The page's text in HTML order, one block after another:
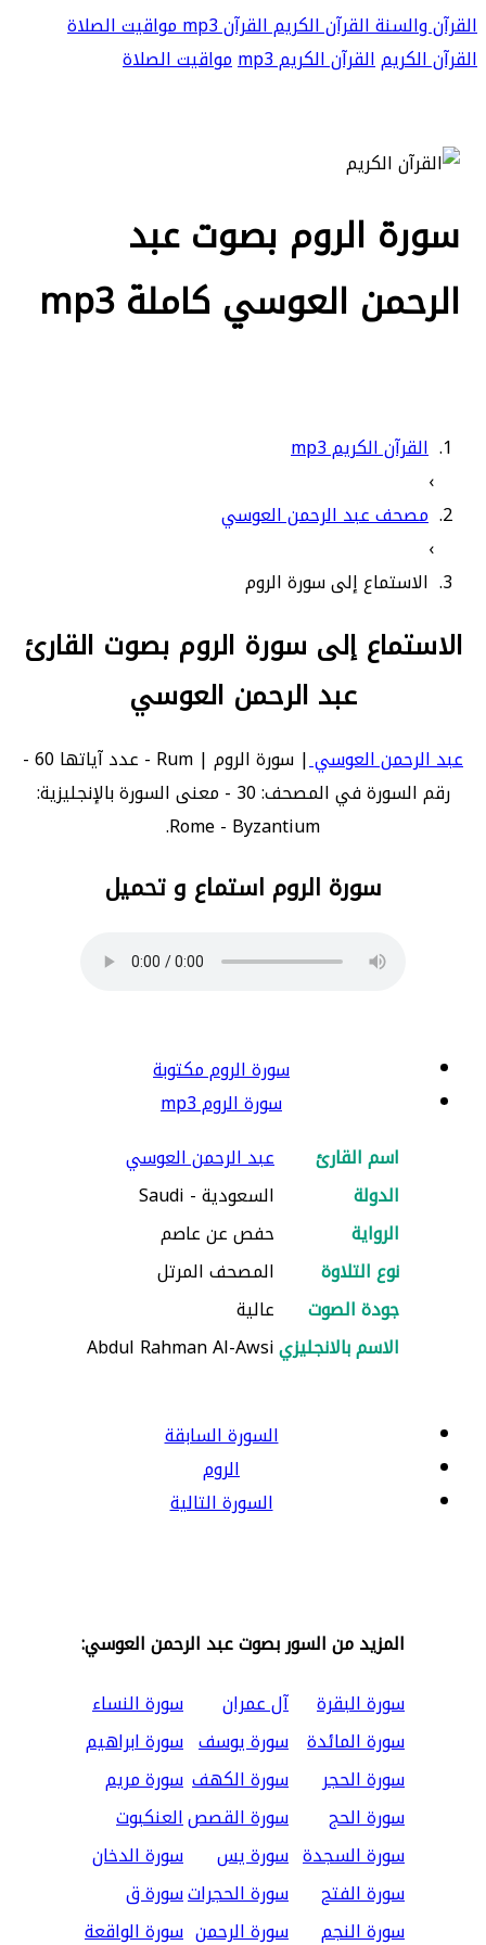
القرآن والسنةالقرآن الكريمالقرآن mp3
مواقيت الصلاة
القرآن الكريمالقرآن الكريم mp3 مواقيت الصلاة
سورة الروم بصوت عبد
الرحمن العوسي كاملة mp3
القرآن الكريم mp3
›
مصحف عبد الرحمن العوسي
›
الاستماع إلى سورة الروم
الاستماع إلى سورة الروم بصوت القارئ
عبد الرحمن العوسي
عبد الرحمن العوسي
| سورة الروم | Rum - عدد آياتها 60 -
رقم السورة في المصحف: 30 - معنى السورة بالإنجليزية:
Rome - Byzantium.
سورة الروم استماع و تحميل
سورة الروم مكتوبة
سورة الروم mp3
اسم القارئ
عبد الرحمن العوسي
الدولة
السعودية - Saudi
الرواية
حفص عن عاصم
نوع التلاوة
المصحف المرتل
جودة الصوت
عالية
الاسم بالانجليزيAbdul Rahman Al-Awsi
السورة السابقة
الروم
السورة التالية
المزيد من السور بصوت عبد الرحمن العوسي:
سورة البقرة
آل عمران
سورة النساء
سورة المائدة سورة يوسف سورة ابراهيم
سورة الحجر
سورة الكهف سورة مريم
سورة الحج
سورة القصصالعنكبوت
سورة السجدة سورة يس
سورة الدخان
سورة الفتح
سورة الحجراتسورة ق
سورة النجم
سورة الرحمن سورة الواقعة